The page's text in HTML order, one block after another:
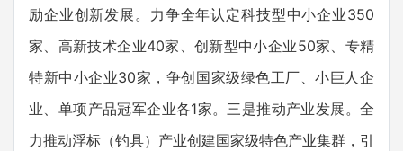
励企业创新发展。力争全年认定科技型中小企业350
家、高新技术企业40家、创新型中小企业50家、专精
特新中小企业30家，争创国家级绿色工厂、小巨人企
业、单项产品冠军企业各1家。三是推动产业发展。全
力推动浮标（钓具）产业创建国家级特色产业集群，引